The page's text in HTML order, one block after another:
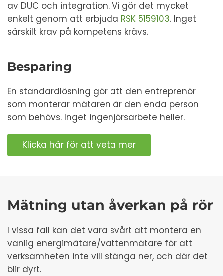
av DUC och integration. Vi gör det mycket
enkelt genom att erbjuda RSK 5159103. Inget
särskilt krav på kompetens krävs.
Besparing
En standardlösning gör att den entreprenör
som monterar mätaren är den enda person
som behövs. Inget ingenjörsarbete heller.
Klicka här för att veta mer
Mätning utan åverkan på rör
I vissa fall kan det vara svårt att montera en
vanlig energimätare/vattenmätare för att
verksamheten inte vill stänga ner, och där det
blir dyrt.